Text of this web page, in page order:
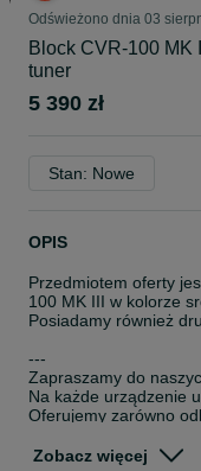
Odświeżono dnia 03
Block CVR-100 MK
tuner
5 390 zł
Stan: Nowe
OPIS
Przedmiotem oferty
100 MK III w kolorze
Posiadamy również
---
Zapraszamy do
Na każde urządzenie
Oferujemy zarówno
Zobacz więcej